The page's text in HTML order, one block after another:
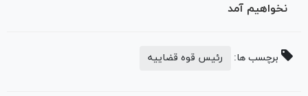
نخواهیم آمد
برچسب ها: رئیس قوه قضاییه